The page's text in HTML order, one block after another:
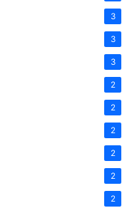
3
3
3
2
2
2
2
2
2